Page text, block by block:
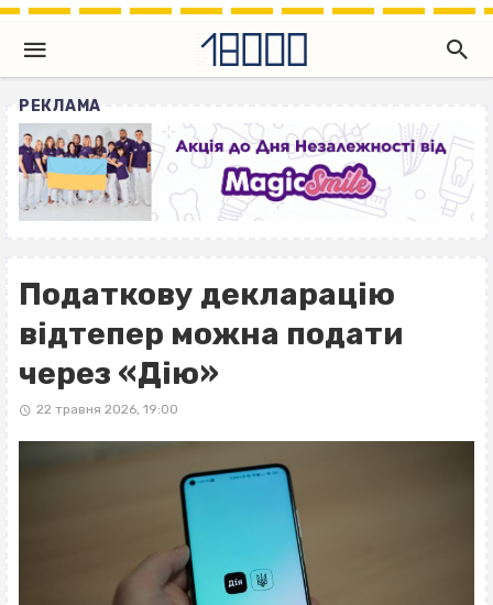
РЕКЛАМА
Податкову декларацію
відтепер можна подати
через «Дію»
22 травня 2026, 19:00